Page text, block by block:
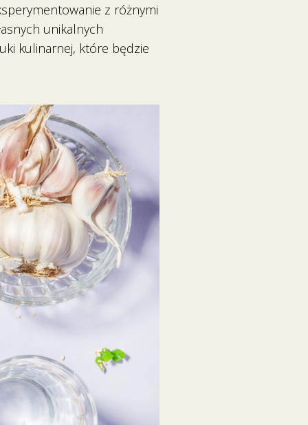
z różnymi
unikalnych
kulinarnej, które będzie